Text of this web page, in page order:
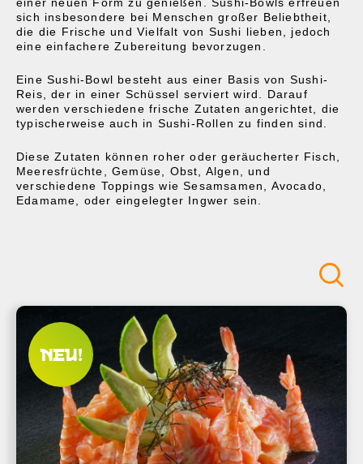
einer neuen Form zu genießen. Sushi-Bowls erfreuen
sich insbesondere bei Menschen großer Beliebtheit,
die die Frische und Vielfalt von Sushi lieben, jedoch
eine einfachere Zubereitung bevorzugen.
Eine Sushi-Bowl besteht aus einer Basis von Sushi-
Reis, der in einer Schüssel serviert wird. Darauf
werden verschiedene frische Zutaten angerichtet, die
typischerweise auch in Sushi-Rollen zu finden sind.
Diese Zutaten können roher oder geräucherter Fisch,
Meeresfrüchte, Gemüse, Obst, Algen, und
verschiedene Toppings wie Sesamsamen, Avocado,
Edamame, oder eingelegter Ingwer sein.